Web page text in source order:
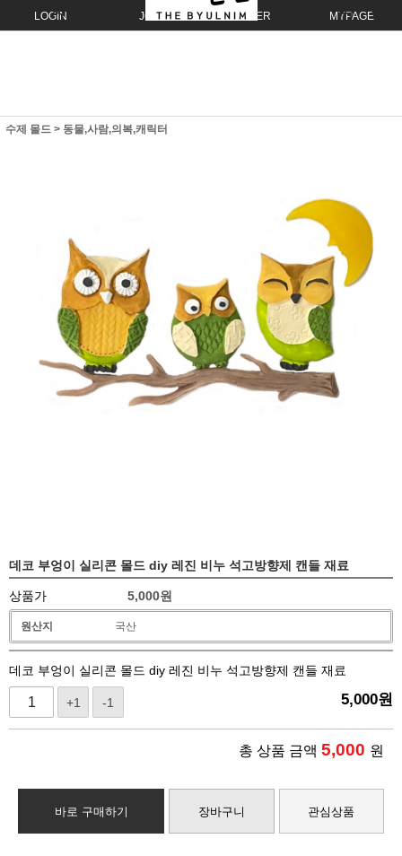
LOGIN JOIN ORDER MYPAGE
수제 몰드 > 동물,사람,의복,캐릭터
데코 부엉이 실리콘 몰드 diy 레진 비누 석고방향제 캔들 재료
상품가 5,000원
원산지 국산
데코 부엉이 실리콘 몰드 diy 레진 비누 석고방향제 캔들 재료
+1 -1 5,000원
총 상품 금액 5,000 원
바로 구매하기 장바구니 관심상품